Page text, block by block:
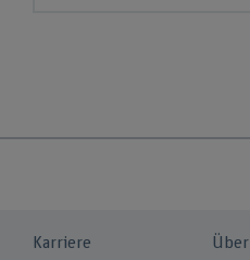
Karriere
Über